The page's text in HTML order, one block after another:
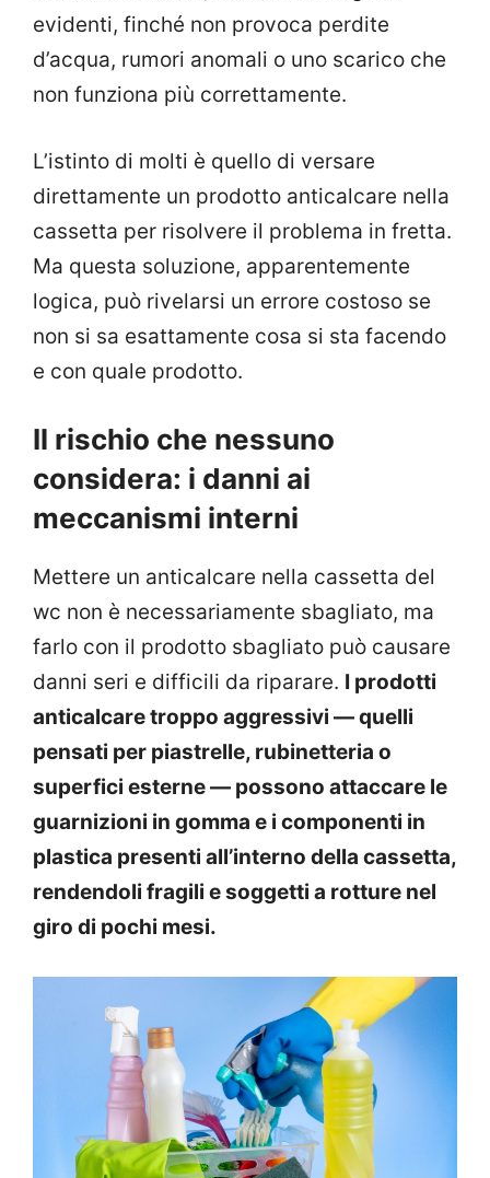
evidenti, finché non provoca perdite
d’acqua, rumori anomali o uno scarico che
non funziona più correttamente.
L’istinto di molti è quello di versare
direttamente un prodotto anticalcare nella
cassetta per risolvere il problema in fretta.
Ma questa soluzione, apparentemente
logica, può rivelarsi un errore costoso se
non si sa esattamente cosa si sta facendo
e con quale prodotto.
Il rischio che nessuno
considera: i danni ai
meccanismi interni
Mettere un anticalcare nella cassetta del
wc non è necessariamente sbagliato, ma
farlo con il prodotto sbagliato può causare
danni seri e difficili da riparare. I prodotti
anticalcare troppo aggressivi — quelli
pensati per piastrelle, rubinetteria o
superfici esterne — possono attaccare le
guarnizioni in gomma e i componenti in
plastica presenti all’interno della cassetta,
rendendoli fragili e soggetti a rotture nel
giro di pochi mesi.